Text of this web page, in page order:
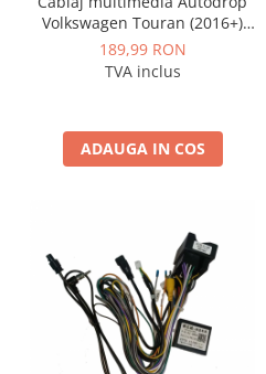
Volkswagen Touran (2016+)
pentru Navigații multimedia
Android
189,99 RON
TVA inclus
ADAUGA IN COS